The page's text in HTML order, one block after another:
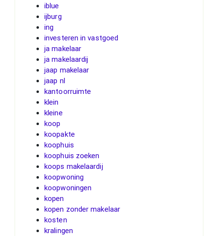
iblue
ijburg
ing
investeren in vastgoed
ja makelaar
ja makelaardij
jaap makelaar
jaap nl
kantoorruimte
klein
kleine
koop
koopakte
koophuis
koophuis zoeken
koops makelaardij
koopwoning
koopwoningen
kopen
kopen zonder makelaar
kosten
kralingen